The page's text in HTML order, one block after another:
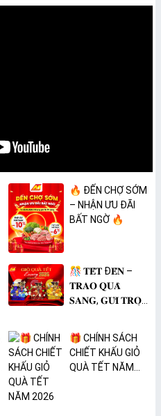
🔥 ĐẾN CHỢ SỚM
– NHẬN ƯU ĐÃI
BẤT NGỜ 🔥
🎊 𝐓𝐄̂́𝐓 Đ𝐄̂́𝐍 –
𝐓𝐑𝐀𝐎 𝐐𝐔𝐀̀
𝐒𝐀𝐍𝐆, 𝐆𝐔̛̉𝐈 𝐓𝐑𝐎̣𝐍
🎁 CHÍNH SÁCH
CHIẾT KHẤU GIỎ
QUÀ TẾT NĂM